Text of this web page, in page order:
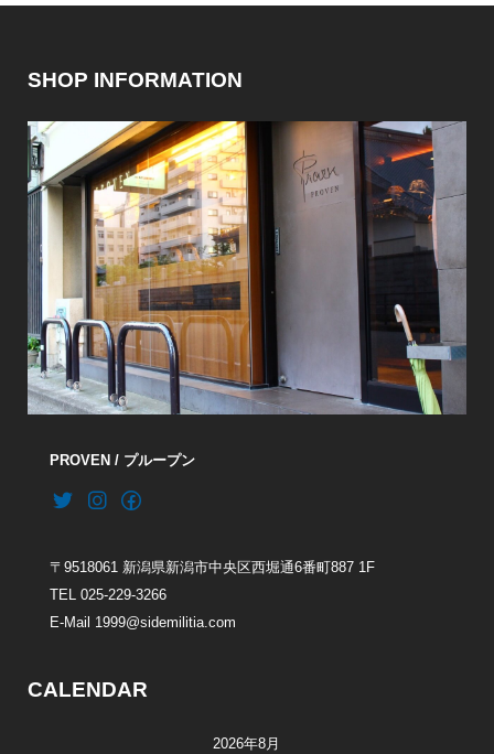
SHOP INFORMATION
PROVEN / プループン
〒9518061 新潟県新潟市中央区西堀通6番町887 1F
TEL 025-229-3266
E-Mail 1999@sidemilitia.com
CALENDAR
2026年8月